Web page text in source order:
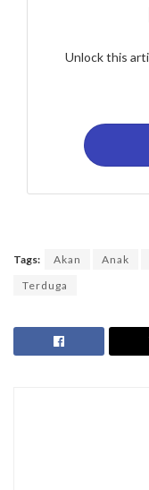
Unlock this
Tags: Akan Anak
Terduga